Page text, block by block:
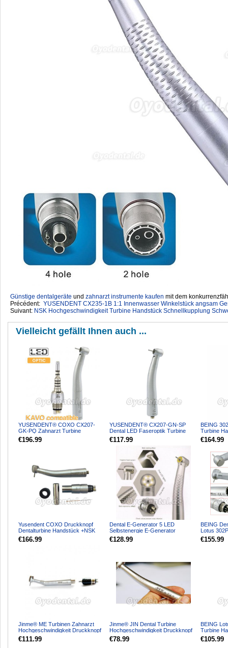
Günstige dentalgeräte ‎ und zahnarzt instrumente kaufen mit dem
Précédent: YUSENDENT CX235-1B 1:1 Innenwasser Winkelstück angsam
Suivant: NSK Hochgeschwindigkeit Turbine Handstück Schnellkupplung
Vielleicht gefällt Ihnen auch ...
YUSENDENT® COXO CX207-
GK-PQ Zahnarzt Turbine
handstück mit KAVO Roto-
Schnellkupp...
€196.99
YUSENDENT® CX207-GN-SP
Dental LED Faseroptik Turbine
Handstück NSK Kompatibel
€117.99
BEING
Turbine
MULTIflex
€164.99
Yusendent COXO Druckknopf
Dentalturbine Handstück +NSK
Machlite/Phatelus Schnell...
€166.99
Dental E-Generator 5 LED
Selbstenergie E-Generator
Hochgeschwindigkeit-Handstück...
€128.99
BEING
Lotus
€155.99
Jinme® ME Turbinen Zahnarzt
Hochgeschwindigkeit Druckknopf
Standard Handstück mi...
€111.99
Jinme® JIN Dental Turbine
Hochgeschwindigkeit Druckknopf
Großer Kopf Handstück
€78.99
BEING
Turbine
€105.99